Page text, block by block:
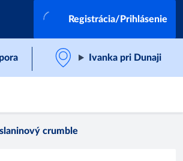
Registrácia/Prihlásenie
Ivanka pri Dunaji
crumble